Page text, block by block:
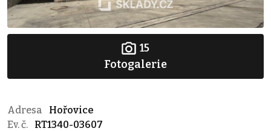
15
Fotogalerie
Adresa
Hořovice
Ev. č.
RT1340-03607